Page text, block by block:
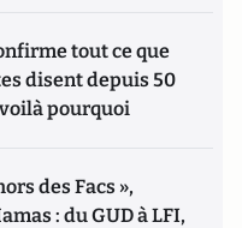
tout ce que
disent depuis 50
pourquoi
des Facs »,
: du GUD à LFI,